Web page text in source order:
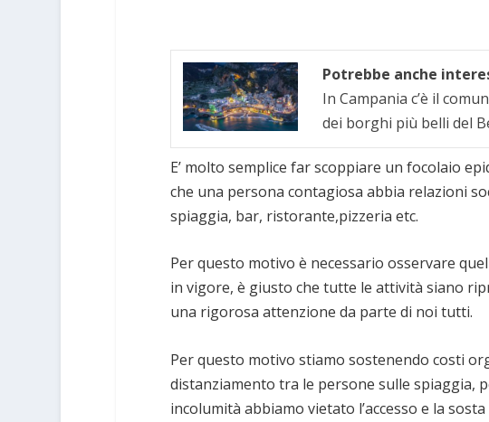
Potrebbe anche
In Campania c’è il
dei borghi più belli del
E’ molto semplice far scoppiare un focolaio
che una persona contagiosa abbia relazioni
spiaggia, bar, ristorante,pizzeria etc.
Per questo motivo è necessario osservare
in vigore, è giusto che tutte le attività siano
una rigorosa attenzione da parte di noi tutti.
Per questo motivo stiamo sostenendo costi
distanziamento tra le persone sulle spiaggia,
incolumità abbiamo vietato l’accesso e la